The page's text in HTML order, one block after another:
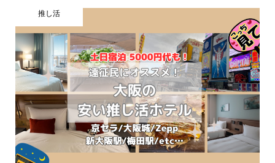
推し活